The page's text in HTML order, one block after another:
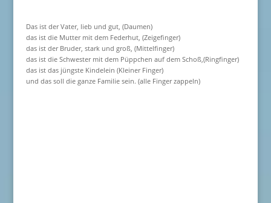
Das ist der Vater, lieb und gut, (Daumen)
das ist die Mutter mit dem Federhut, (Zeigefinger)
das ist der Bruder, stark und groß, (Mittelfinger)
das ist die Schwester mit dem Püppchen auf dem Schoß,(Ringfinger)
das ist das jüngste Kindelein (Kleiner Finger)
und das soll die ganze Familie sein. (alle Finger zappeln)